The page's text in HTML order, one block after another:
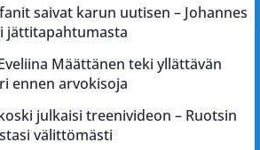
saivat karun uutisen – Johannes
jättitapahtumasta
Määttänen teki yllättävän
ennen arvokisoja
julkaisi treenivideon – Ruotsin
välittömästi